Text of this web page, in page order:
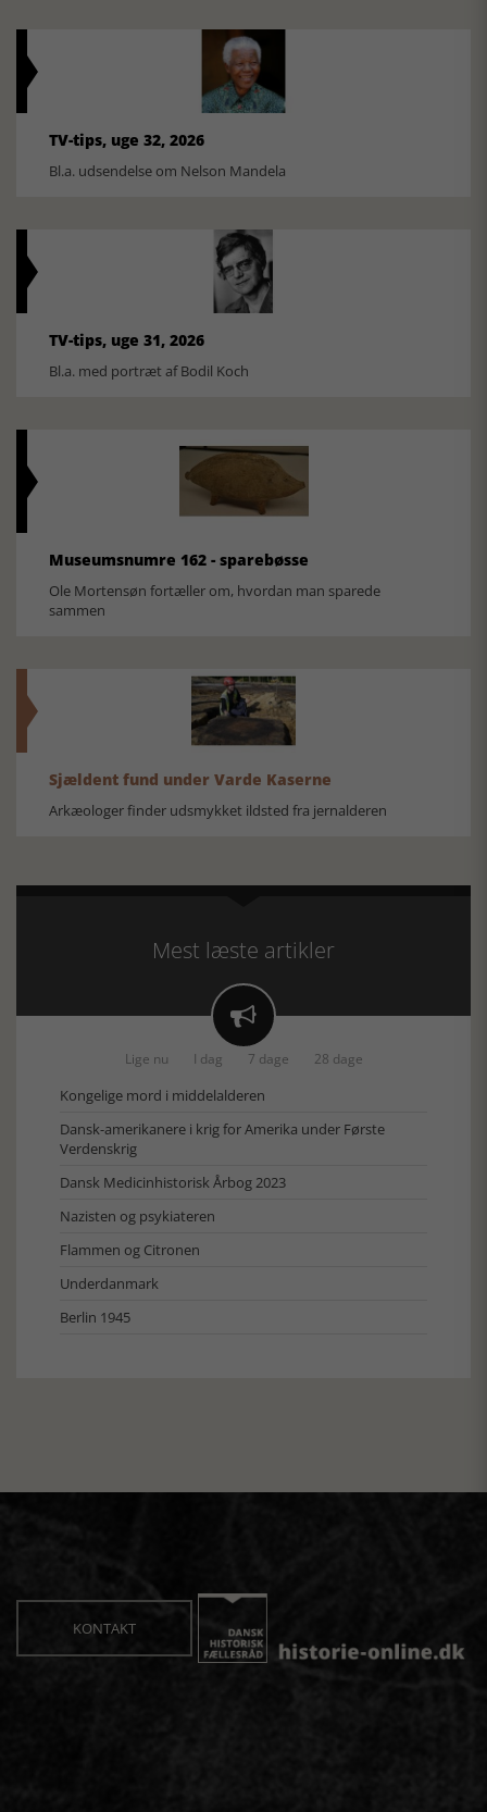
TV-tips, uge 32, 2026
Bl.a. udsendelse om Nelson Mandela
TV-tips, uge 31, 2026
Bl.a. med portræt af Bodil Koch
Museumsnumre 162 - sparebøsse
Ole Mortensøn fortæller om, hvordan man sparede
sammen
Sjældent fund under Varde Kaserne
Arkæologer finder udsmykket ildsted fra jernalderen
Mest læste artikler

Lige nu I dag 7 dage 28 dage
Kongelige mord i middelalderen
Dansk-amerikanere i krig for Amerika under Første
Verdenskrig
Dansk Medicinhistorisk Årbog 2023
Nazisten og psykiateren
Flammen og Citronen
Underdanmark
Berlin 1945
KONTAKT